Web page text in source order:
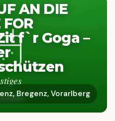
AN DIE
f`r Goga –
Bregenz, Vorarlberg